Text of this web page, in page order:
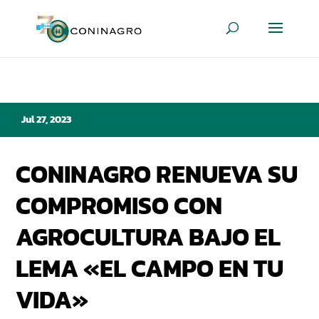
Jul 27, 2023
CONINAGRO RENUEVA SU
COMPROMISO CON
AGROCULTURA BAJO EL
LEMA «EL CAMPO EN TU
VIDA»